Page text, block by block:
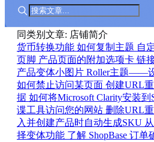
同类别文章: 店铺简介
货币转换功能 如何复制主题 自
页脚 产品页面的附加选项卡 链
产品变体小图片 Roller主题——
如何禁止访问某页面 创建URL
据 如何将Microsoft Clarity安装到
谍工具访问您的网站 删除URL
入并创建产品时自动生成SKU
择变体功能 了解 ShopBase 订